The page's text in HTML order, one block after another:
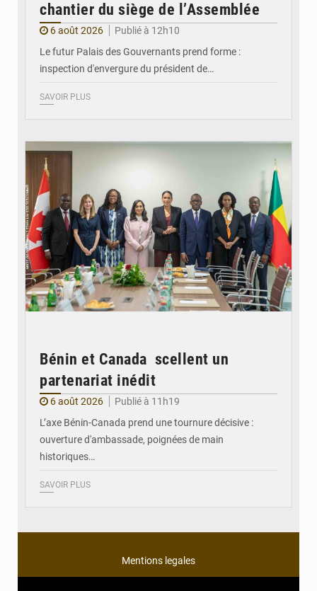
chantier du siège de l’Assemblée
6 août 2026
Publié à 12h10
Le futur Palais des Gouvernants prend forme :
inspection d'envergure du président de…
SAVOIR PLUS
Bénin et Canada scellent un
partenariat inédit
6 août 2026
Publié à 11h19
L’axe Bénin-Canada prend une tournure décisive :
ouverture d'ambassade, poignées de main
historiques…
SAVOIR PLUS
Mentions legales